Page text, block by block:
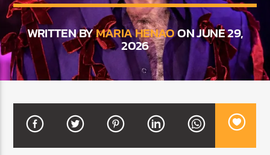
CURRENT TRACK
TITLE
ARTIST
CURRENT SHOW
DJ MIX
12:00 AM 2:00 AM
WRITTEN BYMARIA HENAOON JUNE 29,
2026